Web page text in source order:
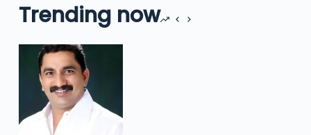
Trending now